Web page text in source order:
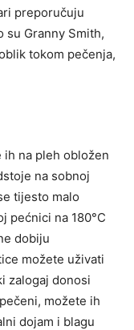
preporučuju
su Granny Smith,
tokom pečenja,
na pleh obložen
na sobnoj
tijesto malo
pećnici na 180°C
dobiju
možete uživati
zalogaj donosi
možete ih
dojam i blagu